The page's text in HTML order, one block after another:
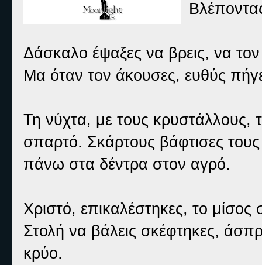
Δάσκαλο έψαξες να βρεις, να τον
Μα όταν τον άκουσες, ευθύς
Τη νύχτα, με τους κρυστάλλους,
σπαρτό. Σκάρτους βάφτισες
πάνω στα δέντρα στον αγρό.
Χριστό, επικαλέστηκες, το
Στολή να βάλεις σκέφτηκες,
κρύο.